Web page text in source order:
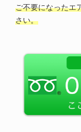
ご不要になったエ
さい。